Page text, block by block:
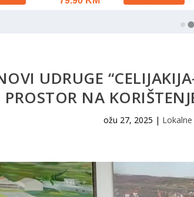
UDRUGE
PROSTOR NA
ožu 27, 2025 |